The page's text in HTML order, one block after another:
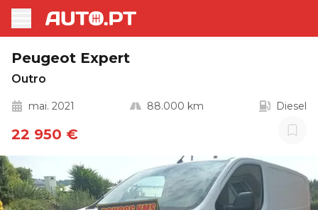
Peugeot Expert
Outro
mai. 2021 88.000 km Diesel
22 950 €